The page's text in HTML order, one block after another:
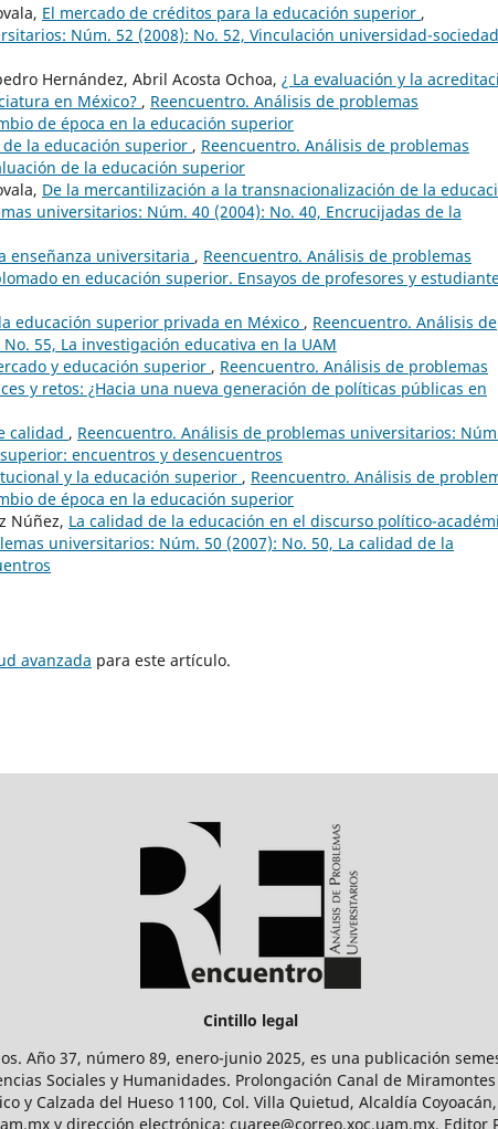
El mercado de créditos para la educación superior ,
Núm. 52 (2008): No. 52, Vinculación universidad-
Hernández, Abril Acosta Ochoa, ¿ La evaluación y la
en México? , Reencuentro. Análisis de problemas
de época en la educación superior
de la educación superior , Reencuentro. Análisis de problemas
de la educación superior
De la mercantilización a la transnacionalización de la
universitarios: Núm. 40 (2004): No. 40, Encrucijadas de la
enseñanza universitaria , Reencuentro. Análisis de problemas
en educación superior. Ensayos de profesores y
educación superior privada en México , Reencuentro. Análisis de
55, La investigación educativa en la UAM
y educación superior , Reencuentro. Análisis de problemas
y retos: ¿Hacia una nueva generación de políticas públicas en
calidad , Reencuentro. Análisis de problemas universitarios:
encuentros y desencuentros
y la educación superior , Reencuentro. Análisis de
de época en la educación superior
Núñez, La calidad de la educación en el discurso político-
universitarios: Núm. 50 (2007): No. 50, La calidad de la
avanzada para este artículo.
Cintillo legal
Año 37, número 89, enero-junio 2025, es una publicación
Sociales y Humanidades. Prolongación Canal de Miramontes
y Calzada del Hueso 1100, Col. Villa Quietud, Alcaldía
y dirección electrónica: cuaree@correo.xoc.uam.mx. Editor